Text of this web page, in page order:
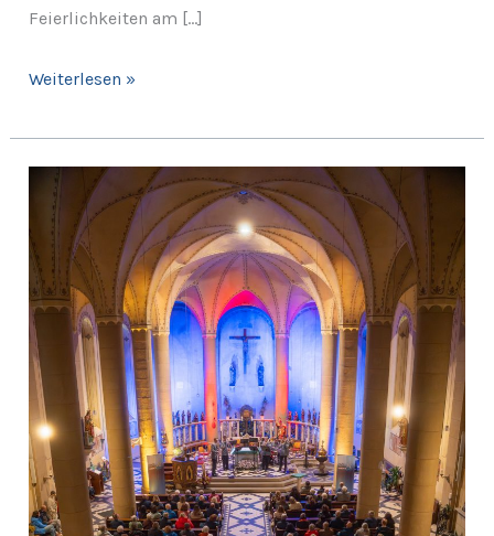
Feierlichkeiten am […]
Weiterlesen »
Rückblick:
Benefizkonzert
des
Blechbläserensembles
des
Heeresmusikkorps
Koblenz